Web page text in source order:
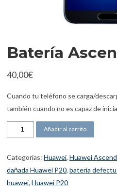
Batería
40,00€
Cuando tu teléfono se carga/
también cuando no es capaz de
Batería Ascend P20 cantidad
Añadir al carrito
Categorías: Huawei, Huawei
dañada Huawei P20, bateria
huawei, Huawei P20